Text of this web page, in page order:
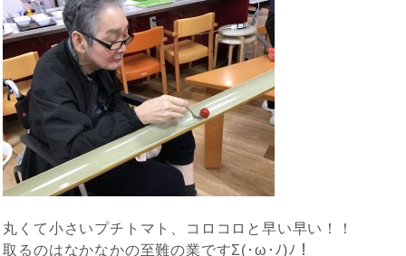
丸くて小さいプチトマト、コロコロと早い早い！！
取るのはなかなかの至難の業ですΣ(･ω･ﾉ)ﾉ！